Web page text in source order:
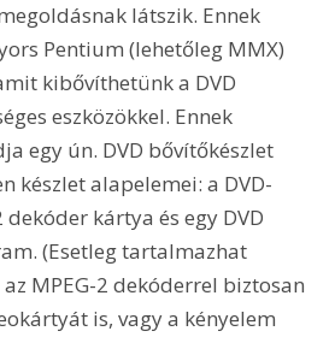
látszik. Ennek
Pentium (lehetőleg MMX)
kibővíthetünk a DVD
eszközökkel. Ennek
egy ún. DVD bővítőkészlet
készlet alapelemei: a DVD-
dekóder kártya és egy DVD
(Esetleg tartalmazhat
MPEG-2 dekóderrel biztosan
is, vagy a kényelem